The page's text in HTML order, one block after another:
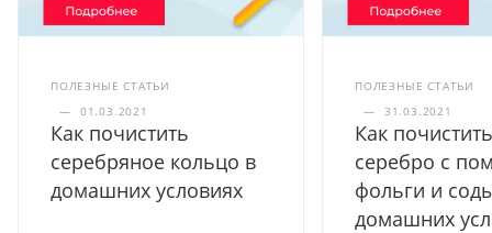
ПОЛЕЗНЫЕ СТАТЬИ
—
01.03.2021
Как почистить
серебряное кольцо в
домашних условиях
ПОЛЕЗНЫЕ СТАТЬИ
—
31.03.2021
Как почистить
серебро с
фольги и
домашних